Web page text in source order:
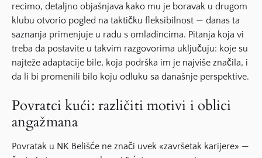
recimo, detaljno objašnjava kako mu je boravak u drugom
klubu otvorio pogled na taktičku fleksibilnost — danas ta
saznanja primenjuje u radu s omladincima. Pitanja koja vi
treba da postavite u takvim razgovorima uključuju: koje su
najteže adaptacije bile, koja podrška im je najviše značila, i
da li bi promenili bilo koju odluku sa današnje perspektive.
Povratci kući: različiti motivi i oblici
angažmana
Povratak u NK Belišće ne znači uvek «završetak karijere» —